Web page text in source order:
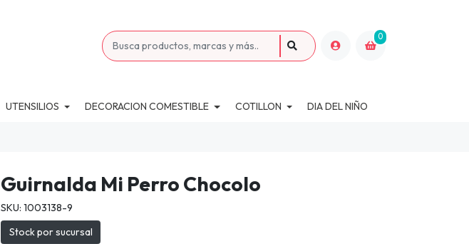
0
UTENSILIOS DECORACION COMESTIBLE COTILLON DIA DEL NIÑO
Guirnalda Mi Perro Chocolo
SKU: 1003138-9
Stock por sucursal